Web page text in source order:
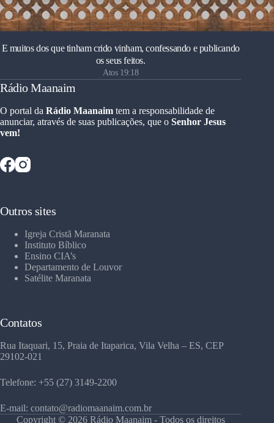
E muitos dos que tinham crido vinham, confessando e publicando
os seus feitos.
Atos 19:18
Rádio Maanaim
O portal da Rádio Maanaim tem a responsabilidade de
anunciar, através de suas publicações, que o Senhor Jesus
vem!
Outros sites
Igreja Cristã Maranata
Instituto Bíblico
Ensino CIA’s
Departamento de Louvor
Satélite Maranata
Contatos
Rua Itaquari, 15, Praia de Itaparica, Vila Velha – ES, CEP
29102-021
Telefone: +55 (27) 3149-2200
E-mail: contato@radiomaanaim.com.br
Copyright © 2026 Rádio Maanaim - Todos os direitos